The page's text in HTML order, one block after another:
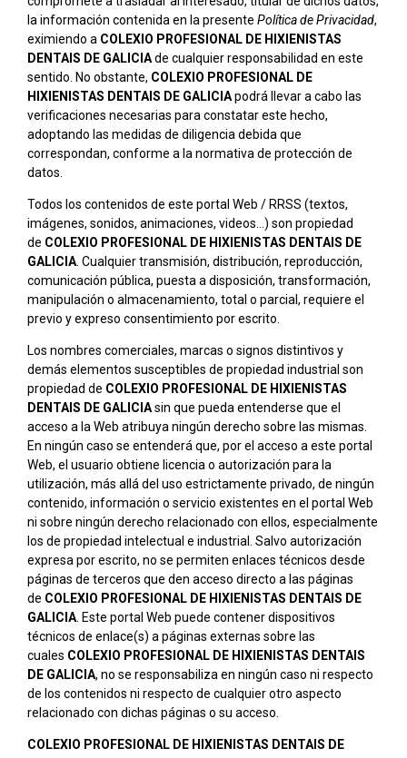
la información contenida en la presente Política de Privacidad,
eximiendo a COLEXIO PROFESIONAL DE HIXIENISTAS
DENTAIS DE GALICIAde cualquier responsabilidad en este
sentido. No obstante, COLEXIO PROFESIONAL DE
HIXIENISTAS DENTAIS DE GALICIApodrá llevar a cabo las
verificaciones necesarias para constatar este hecho,
adoptando las medidas de diligencia debida que
correspondan, conforme a la normativa de protección de
datos.
Todos los contenidos de este portal Web / RRSS (textos,
imágenes, sonidos, animaciones, videos…) son propiedad
de COLEXIO PROFESIONAL DE HIXIENISTAS DENTAIS DE
GALICIA . Cualquier transmisión, distribución, reproducción,
comunicación pública, puesta a disposición, transformación,
manipulación o almacenamiento, total o parcial, requiere el
previo y expreso consentimiento por escrito.
Los nombres comerciales, marcas o signos distintivos y
demás elementos susceptibles de propiedad industrial son
propiedad de COLEXIO PROFESIONAL DE HIXIENISTAS
DENTAIS DE GALICIAsin que pueda entenderse que el
acceso a la Web atribuya ningún derecho sobre las mismas.
En ningún caso se entenderá que, por el acceso a este portal
Web, el usuario obtiene licencia o autorización para la
utilización, más allá del uso estrictamente privado, de ningún
contenido, información o servicio existentes en el portal Web
ni sobre ningún derecho relacionado con ellos, especialmente
los de propiedad intelectual e industrial. Salvo autorización
expresa por escrito, no se permiten enlaces técnicos desde
páginas de terceros que den acceso directo a las páginas
de COLEXIO PROFESIONAL DE HIXIENISTAS DENTAIS DE
GALICIA . Este portal Web puede contener dispositivos
técnicos de enlace(s) a páginas externas sobre las
cuales COLEXIO PROFESIONAL DE HIXIENISTAS DENTAIS
DE GALICIA, no se responsabiliza en ningún caso ni respecto
de los contenidos ni respecto de cualquier otro aspecto
relacionado con dichas páginas o su acceso.
COLEXIO PROFESIONAL DE HIXIENISTAS DENTAIS DE